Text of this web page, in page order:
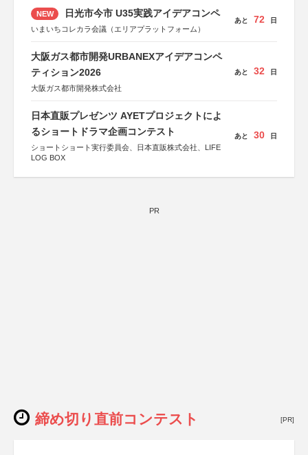
NEW 日光市今市 U35実践アイデアコンペ
いまいちコレカラ会議（エリアプラットフォーム）
あと 72 日
大阪ガス都市開発URBANEXアイデアコンペ
ティション2026
大阪ガス都市開発株式会社
あと 32 日
日本直販プレゼンツ AYETプロジェクトによ
るショートドラマ企画コンテスト
ショートショート実行委員会、日本直販株式会社、LIFE
LOG BOX
あと 30 日
PR
締め切り直前コンテスト [PR]